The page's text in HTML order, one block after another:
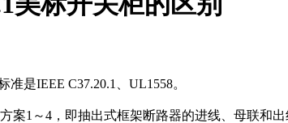
是IEEE C37.20.1、UL1558。
1～4，即抽出式框架断路器的进线、母联和